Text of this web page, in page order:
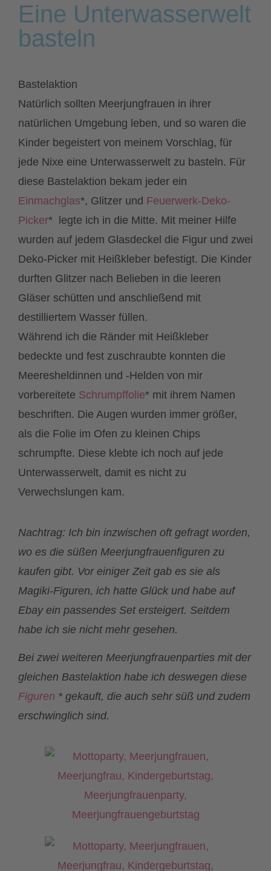
Eine Unterwasserwelt
basteln
Bastelaktion
Natürlich sollten Meerjungfrauen in ihrer
natürlichen Umgebung leben, und so waren die
Kinder begeistert von meinem Vorschlag, für
jede Nixe eine Unterwasserwelt zu basteln. Für
diese Bastelaktion bekam jeder ein
Einmachglas*, Glitzer und Feuerwerk-Deko-
Picker* legte ich in die Mitte. Mit meiner Hilfe
wurden auf jedem Glasdeckel die Figur und zwei
Deko-Picker mit Heißkleber befestigt. Die Kinder
durften Glitzer nach Belieben in die leeren
Gläser schütten und anschließend mit
destilliertem Wasser füllen.
Während ich die Ränder mit Heißkleber
bedeckte und fest zuschraubte konnten die
Meeresheldinnen und -Helden von mir
vorbereitete Schrumpffolie* mit ihrem Namen
beschriften. Die Augen wurden immer größer,
als die Folie im Ofen zu kleinen Chips
schrumpfte. Diese klebte ich noch auf jede
Unterwasserwelt, damit es nicht zu
Verwechslungen kam.
Nachtrag: Ich bin inzwischen oft gefragt worden,
wo es die süßen Meerjungfrauenfiguren zu
kaufen gibt. Vor einiger Zeit gab es sie als
Magiki-Figuren, ich hatte Glück und habe auf
Ebay ein passendes Set ersteigert. Seitdem
habe ich sie nicht mehr gesehen.
Bei zwei weiteren Meerjungfrauenparties mit der
gleichen Bastelaktion habe ich deswegen diese
Figuren * gekauft, die auch sehr süß und zudem
erschwinglich sind.